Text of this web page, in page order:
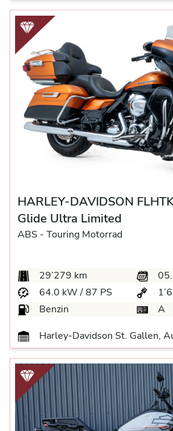
HARLEY-DAVIDSON
Glide Ultra Limited
ABS - Touring Motorrad
29’279 km
64.0 kW / 87 PS
Benzin
A
Harley-Davidson St. Gallen,